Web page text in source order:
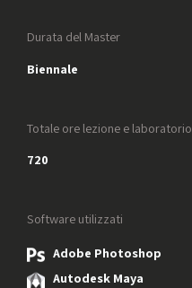
Durata del Master
Biennale
Totale ore lezione e laboratorio
720
Software utilizzati
Adobe Photoshop
Autodesk Maya